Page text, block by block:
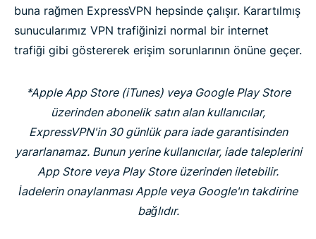
buna rağmen ExpressVPN hepsinde çalışır. Karartılmış
sunucularımız VPN trafiğinizi normal bir internet
trafiği gibi göstererek erişim sorunlarının önüne geçer.
*Apple App Store (iTunes) veya Google Play Store
üzerinden abonelik satın alan kullanıcılar,
ExpressVPN'in 30 günlük para iade garantisinden
yararlanamaz. Bunun yerine kullanıcılar, iade taleplerini
App Store veya Play Store üzerinden iletebilir.
İadelerin onaylanması Apple veya Google'ın takdirine
bağlıdır.